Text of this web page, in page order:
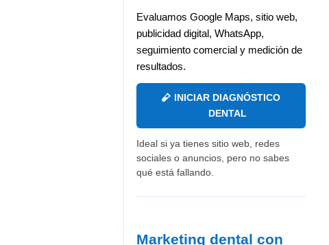
Evaluamos Google Maps, sitio web,
publicidad digital, WhatsApp,
seguimiento comercial y medición de
resultados.
INICIAR DIAGNÓSTICO
DENTAL
Ideal si ya tienes sitio web, redes
sociales o anuncios, pero no sabes
qué está fallando.
Marketing dental con